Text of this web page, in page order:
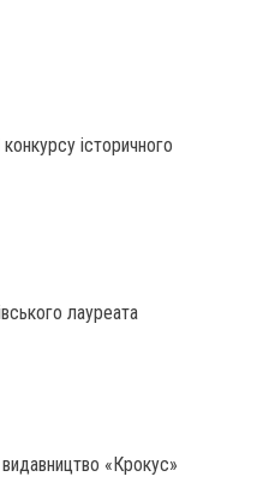
історичного
лауреата
«Крокус»